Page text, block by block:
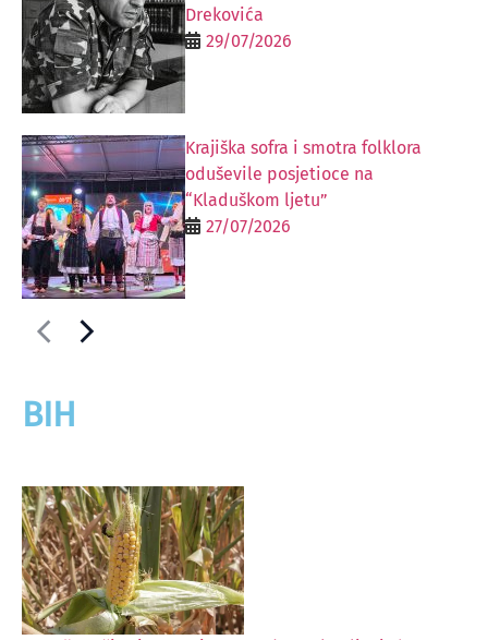
Drekovića
29/07/2026
Krajiška sofra i smotra folklora
oduševile posjetioce na
“Kladuškom ljetu”
27/07/2026
BIH